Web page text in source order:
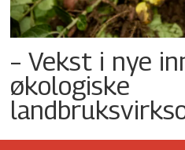
– Vekst i nye
økologiske